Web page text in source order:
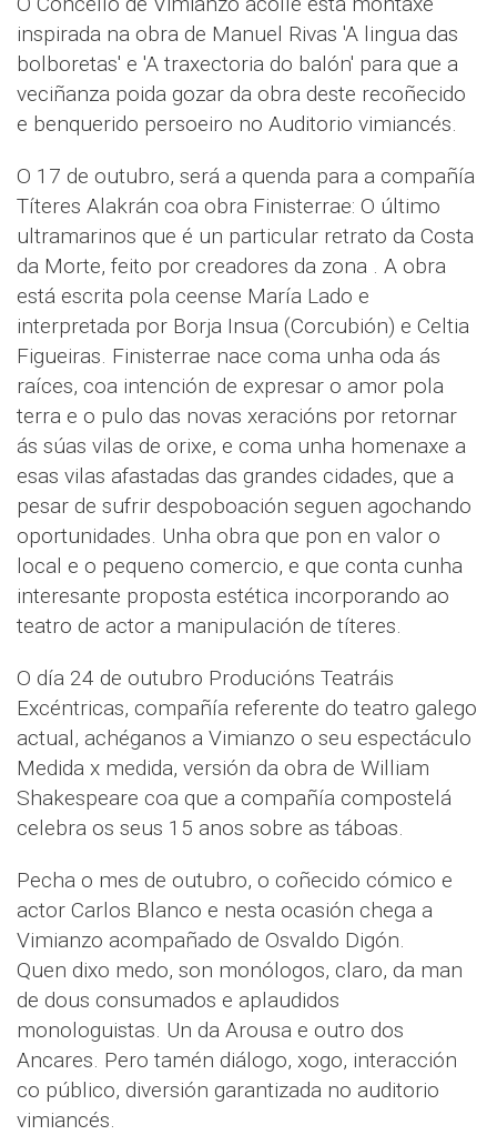
inspirada na obra de Manuel Rivas 'A lingua das
bolboretas' e 'A traxectoria do balón' para que a
veciñanza poida gozar da obra deste recoñecido
e benquerido persoeiro no Auditorio vimiancés.
O 17 de outubro, será a quenda para a compañía
Títeres Alakrán coa obra Finisterrae: O último
ultramarinos que é un particular retrato da Costa
da Morte, feito por creadores da zona . A obra
está escrita pola ceense María Lado e
interpretada por Borja Insua (Corcubión) e Celtia
Figueiras. Finisterrae nace coma unha oda ás
raíces, coa intención de expresar o amor pola
terra e o pulo das novas xeracións por retornar
ás súas vilas de orixe, e coma unha homenaxe a
esas vilas afastadas das grandes cidades, que a
pesar de sufrir despoboación seguen agochando
oportunidades. Unha obra que pon en valor o
local e o pequeno comercio, e que conta cunha
interesante proposta estética incorporando ao
teatro de actor a manipulación de títeres.
O día 24 de outubro Producións Teatráis
Excéntricas, compañía referente do teatro galego
actual, achéganos a Vimianzo o seu espectáculo
Medida x medida, versión da obra de William
Shakespeare coa que a compañía compostelá
celebra os seus 15 anos sobre as táboas.
Pecha o mes de outubro, o coñecido cómico e
actor Carlos Blanco e nesta ocasión chega a
Vimianzo acompañado de Osvaldo Digón.
Quen dixo medo, son monólogos, claro, da man
de dous consumados e aplaudidos
monologuistas. Un da Arousa e outro dos
Ancares. Pero tamén diálogo, xogo, interacción
co público, diversión garantizada no auditorio
vimiancés.